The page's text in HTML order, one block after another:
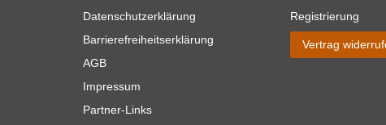
Datenschutzerklärung
Barrierefreiheitserklärung
AGB
Impressum
Partner-Links
Registrierung
Vertrag